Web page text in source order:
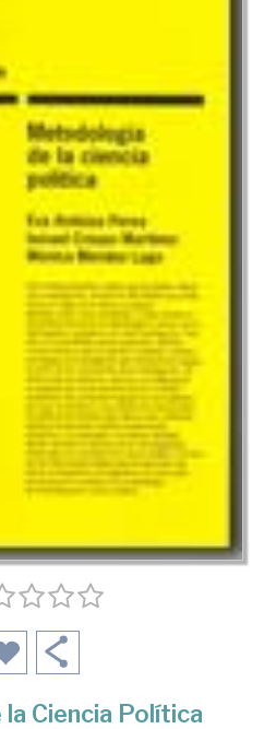
Ciencia Política